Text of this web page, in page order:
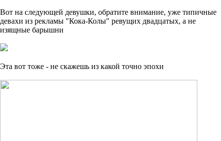
Вот на следующей девушки, обратите внимание, уже типичные
девахи из рекламы "Кока-Колы" ревущих двадцатых, а не
изящные барышни
Эта вот тоже - не скажешь из какой точно эпохи